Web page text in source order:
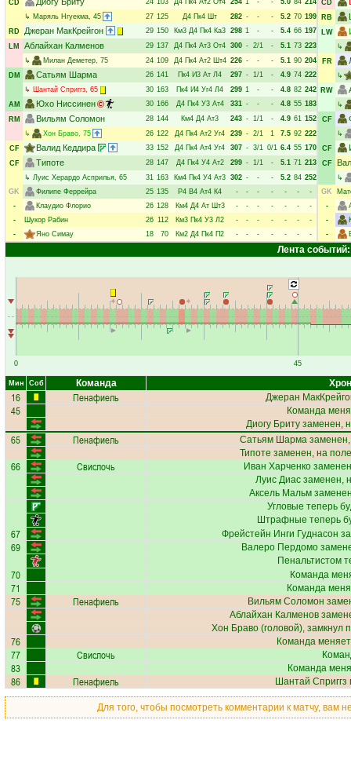
CD
24 103 Д4 Пк4 Ат2 От4 254 1 - - 5.0 84 214
↳ Маряль Нгуекма, 45 27 125 Д4 Пк4 Шт 282 - - - 5.2 70 199
RD
Джеран МакКрейгон 29 150 Км3 Д4 Пк4 Ка3 298 1 - - 5.4 66 197
LM
Аблайхан Калменов 29 137 Д4 Пк4 Ат3 От4 300 - 2/1 - 5.1 73 223
↳
Милан Деметер, 75 24 109 Д4 Пк4 Ат2 Шт4 226 - - - 5.1 90 204
DM
Сатьям Шарма 26 141 Пк4 И3 Ат Л4 297 - 1/1 - 4.9 74 222
↳ Шантай Сприггз, 65 30 163 Пк4 И4 Уг4 Л4 299 1 - - 4.8 82 242
AM
Юхо Ниссинен 30 166 Д4 Пк4 У3 Ат4 331 - - - 4.8 55 183
RM
Вильям Соломон 28 144 Км4 Д4 Ат3 243 - 1/1 - 4.9 61 152
↳
Хон Браво, 75 26 122 Д4 Пк4 Ат2 Уг4 239 - 2/1 1 7.5 92 222
CF
Валид Кеддира 33 152 Д4 Пк4 Ат4 Уг4 307 - 3/1 0/1 6.4 55 170
CF
Типоте 28 147 Д4 Пк4 У4 Ат2 299 - 1/1 - 5.1 71 213
↳ Луис Херардо Асприлья, 65 31 163 Км4 Пк4 У4 Ат3 302 - - - 5.2 84 252
GK
Филипе Феррейра 25 135 Р4 В4 Ат4 К4 - - - - - -
-
-
Клаудио Флорио 26 128 Км4 Д4 Ат Шт3 - - - - - -
-
-
Шукор Рабин 26 112 Км3 Пк4 У3 Л2 - - - - - -
-
-
Яно Симау 18 70 Км2 Д4 Пк4 П2 - - - - - - -
CD
RB
LW
↳
FR
↳
RW
↳
CF
↳
CF
CF
↳
GK
-
-
-
Лента событий:
0 45
Мин Соб Команда
16 Пенафиель Джеран
45
Команда
Диогу Бриту заменен,
65 Пенафиель Сатьям Шарма
Типоте заменен, на
66 Свислочь Иван Харченко
Луис Диас заменен,
Аксель Мальм
Угловые теперь
Штрафные теперь
67 Фрейстейн Инги Гуднасон
69 Валеро Пердомо
Пенальтистом
70 Команда
71 Команда
75 Пенафиель Вильям Соломон
Аблайхан Калменов
Хон Браво(головой), замкнул
76 Команда
77 Свислочь
83 Команда
86 Пенафиель Шантай Сприггз
Для того, чтобы посмотреть комментарии к матчу, вам